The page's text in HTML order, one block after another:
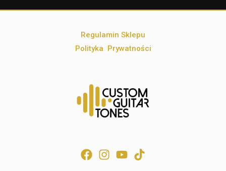
Regulamin Sklepu
Polityka Prywatności